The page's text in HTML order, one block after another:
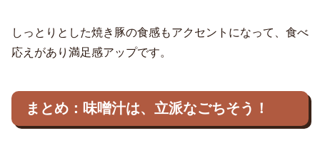
しっとりとした焼き豚の食感もアクセントになって、食べ
応えがあり満足感アップです。
まとめ：味噌汁は、立派なごちそう！